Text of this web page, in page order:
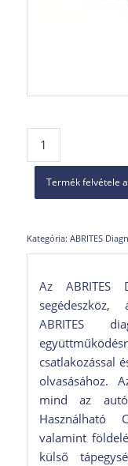
Termék felvétele
Kategória: ABRITES
Az ABRITES
ABRITES
csatlakozással
olvasásához.
mind az
Használható
valamint
külső